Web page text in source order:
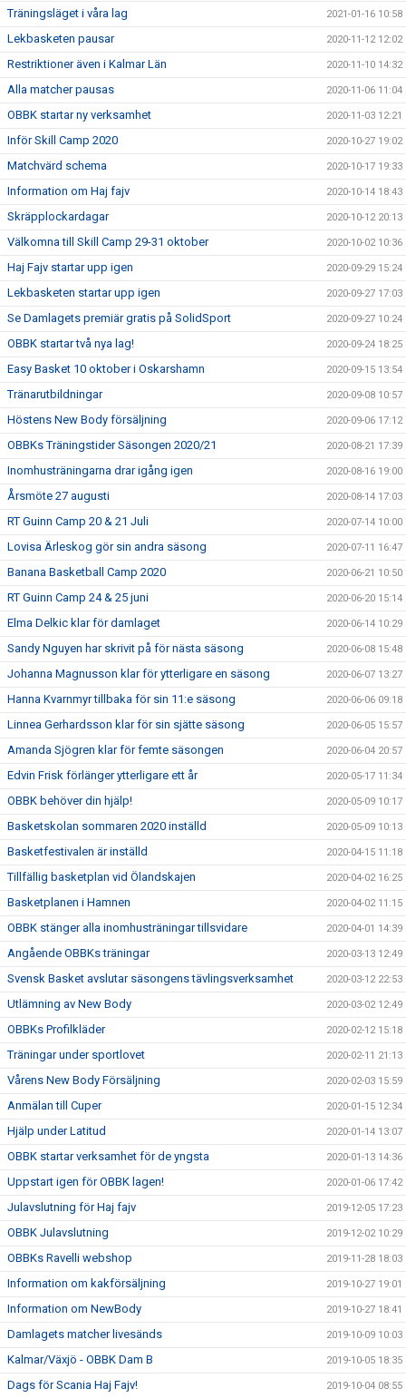
Träningsläget i våra lag 2021-01-16 10:58
Lekbasketen pausar 2020-11-12 12:02
Restriktioner även i Kalmar Län 2020-11-10 14:32
Alla matcher pausas 2020-11-06 11:04
OBBK startar ny verksamhet 2020-11-03 12:21
Inför Skill Camp 2020 2020-10-27 19:02
Matchvärd schema 2020-10-17 19:33
Information om Haj fajv 2020-10-14 18:43
Skräpplockardagar 2020-10-12 20:13
Välkomna till Skill Camp 29-31 oktober 2020-10-02 10:36
Haj Fajv startar upp igen 2020-09-29 15:24
Lekbasketen startar upp igen 2020-09-27 17:03
Se Damlagets premiär gratis på SolidSport 2020-09-27 10:24
OBBK startar två nya lag! 2020-09-24 18:25
Easy Basket 10 oktober i Oskarshamn 2020-09-15 13:54
Tränarutbildningar 2020-09-08 10:57
Höstens New Body försäljning 2020-09-06 17:12
OBBKs Träningstider Säsongen 2020/21 2020-08-21 17:39
Inomhusträningarna drar igång igen 2020-08-16 19:00
Årsmöte 27 augusti 2020-08-14 17:03
RT Guinn Camp 20 & 21 Juli 2020-07-14 10:00
Lovisa Ärleskog gör sin andra säsong 2020-07-11 16:47
Banana Basketball Camp 2020 2020-06-21 10:50
RT Guinn Camp 24 & 25 juni 2020-06-20 15:14
Elma Delkic klar för damlaget 2020-06-14 10:29
Sandy Nguyen har skrivit på för nästa säsong 2020-06-08 15:48
Johanna Magnusson klar för ytterligare en säsong 2020-06-07 13:27
Hanna Kvarnmyr tillbaka för sin 11:e säsong 2020-06-06 09:18
Linnea Gerhardsson klar för sin sjätte säsong 2020-06-05 15:57
Amanda Sjögren klar för femte säsongen 2020-06-04 20:57
Edvin Frisk förlänger ytterligare ett år 2020-05-17 11:34
OBBK behöver din hjälp! 2020-05-09 10:17
Basketskolan sommaren 2020 inställd 2020-05-09 10:13
Basketfestivalen är inställd 2020-04-15 11:18
Tillfällig basketplan vid Ölandskajen 2020-04-02 16:25
Basketplanen i Hamnen 2020-04-02 11:15
OBBK stänger alla inomhusträningar tillsvidare 2020-04-01 14:39
Angående OBBKs träningar 2020-03-13 12:49
Svensk Basket avslutar säsongens tävlingsverksamhet 2020-03-12 22:53
Utlämning av New Body 2020-03-02 12:49
OBBKs Profilkläder 2020-02-12 15:18
Träningar under sportlovet 2020-02-11 21:13
Vårens New Body Försäljning 2020-02-03 15:59
Anmälan till Cuper 2020-01-15 12:34
Hjälp under Latitud 2020-01-14 13:07
OBBK startar verksamhet för de yngsta 2020-01-13 14:36
Uppstart igen för OBBK lagen! 2020-01-06 17:42
Julavslutning för Haj fajv 2019-12-05 17:23
OBBK Julavslutning 2019-12-02 10:29
OBBKs Ravelli webshop 2019-11-28 18:03
Information om kakförsäljning 2019-10-27 19:01
Information om NewBody 2019-10-27 18:41
Damlagets matcher livesänds 2019-10-09 10:03
Kalmar/Växjö - OBBK Dam B 2019-10-05 18:35
Dags för Scania Haj Fajv! 2019-10-04 08:55